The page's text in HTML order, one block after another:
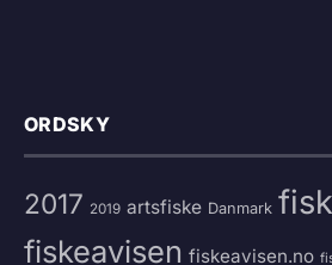
ORDSKY
2017 2019 artsfiske Danmark
fiskeavisen fiskeavisen.no